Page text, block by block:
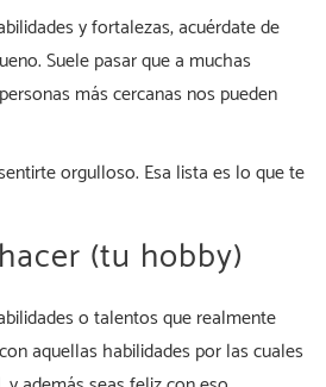
y fortalezas, acuérdate de
Suele pasar que a muchas
más cercanas nos pueden
orgulloso. Esa lista es lo que te
(tu hobby)
o talentos que realmente
aquellas habilidades por las cuales